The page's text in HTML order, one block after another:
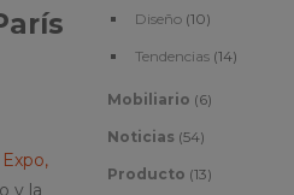
y la
Diseño(10)
Tendencias(14)
Mobiliario (6)
Noticias (54)
Producto (13)